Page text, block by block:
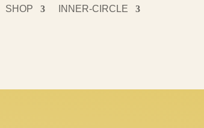
SHOP
INNER-CIRCLE